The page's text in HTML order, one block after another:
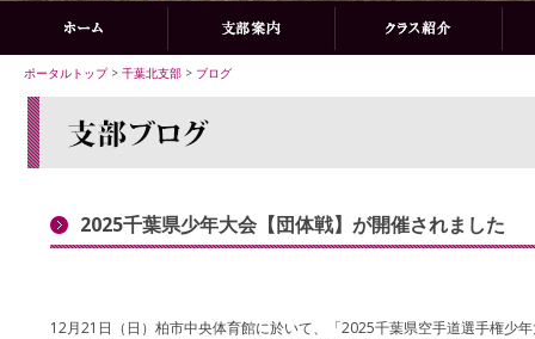
ポータルトップ> 千葉北支部 > ブログ
2025千葉県少年大会【団体戦】が開催されました
12月21日（日）柏市中央体育館に於いて、「2025千葉県空手道選手権少